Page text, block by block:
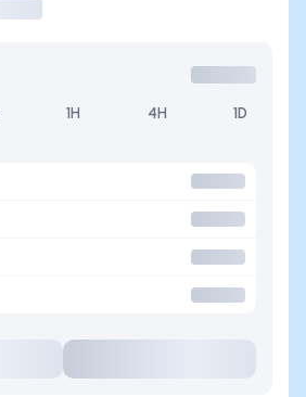
1H 4H 1D